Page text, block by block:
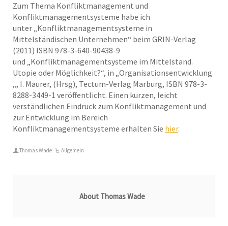
Zum Thema Konfliktmanagement und
Konfliktmanagementsysteme habe ich
unter „Konfliktmanagementsysteme in
Mittelständischen Unternehmen“ beim GRIN-Verlag
(2011) ISBN 978-3-640-90438-9
und „Konfliktmanagementsysteme im Mittelstand.
Utopie oder Möglichkeit?“, in „Organisationsentwicklung
„, I. Maurer, (Hrsg), Tectum-Verlag Marburg, ISBN 978-3-
8288-3449-1 veröffentlicht. Einen kurzen, leicht
verständlichen Eindruck zum Konfliktmanagement und
zur Entwicklung im Bereich
Konfliktmanagementsysteme erhalten Sie hier.
Thomas Wade Allgemein
About Thomas Wade